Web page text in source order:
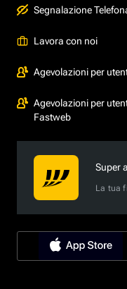
Segnalazione
Lavora con noi
Agevolazioni per
Agevolazioni per
Fastweb
Super
La tua